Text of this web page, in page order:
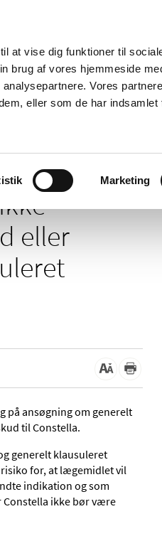
at vise dig funktioner til
brug af vores hjemmeside
Vores
eller som de har indsamlet
Marketing
Om os Kontakt
Apoteker og salg af
eller
på ansøgning om generelt
til Constella.
generelt klausuleret
for, at lægemidlet vil
indikation og som
ikke bør være